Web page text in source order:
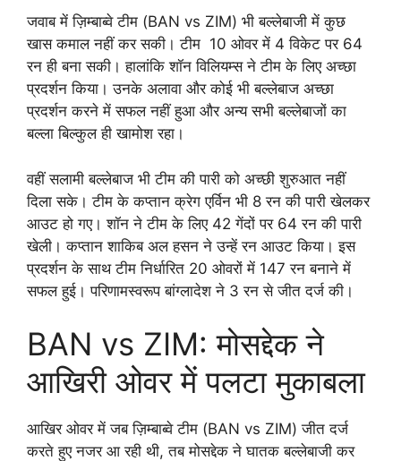
जवाब में ज़िम्बाब्वे टीम (BAN vs ZIM) भी बल्लेबाजी में कुछ
खास कमाल नहीं कर सकी। टीम 10 ओवर में 4 विकेट पर 64
रन ही बना सकी। हालांकि शॉन विलियम्स ने टीम के लिए अच्छा
प्रदर्शन किया। उनके अलावा और कोई भी बल्लेबाज अच्छा
प्रदर्शन करने में सफल नहीं हुआ और अन्य सभी बल्लेबाजों का
बल्ला बिल्कुल ही खामोश रहा।
वहीं सलामी बल्लेबाज भी टीम की पारी को अच्छी शुरुआत नहीं
दिला सके। टीम के कप्तान क्रेग एर्विन भी 8 रन की पारी खेलकर
आउट हो गए। शॉन ने टीम के लिए 42 गेंदों पर 64 रन की पारी
खेली। कप्तान शाकिब अल हसन ने उन्हें रन आउट किया। इस
प्रदर्शन के साथ टीम निर्धारित 20 ओवरों में 147 रन बनाने में
सफल हुई। परिणामस्वरूप बांग्लादेश ने 3 रन से जीत दर्ज की।
BAN vs ZIM: मोसद्देक ने
आखिरी ओवर में पलटा मुकाबला
आखिर ओवर में जब ज़िम्बाब्वे टीम (BAN vs ZIM) जीत दर्ज
करते हुए नजर आ रही थी, तब मोसद्देक ने घातक बल्लेबाजी कर